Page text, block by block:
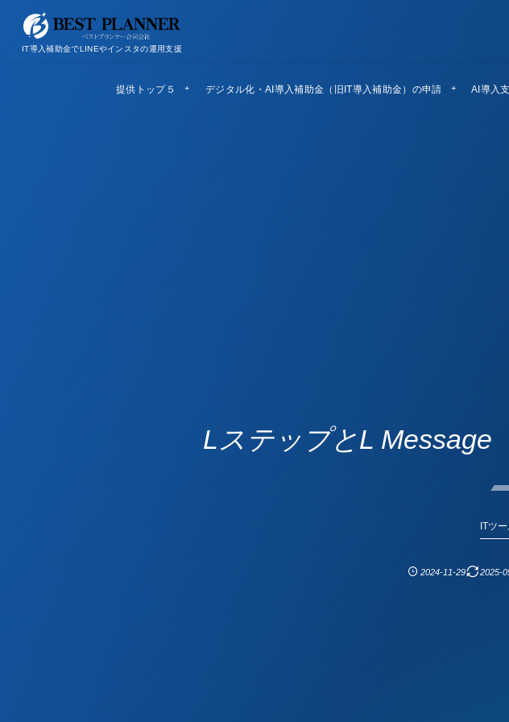
IT導入補助金でLINEやインスタの運用支援
提供トップ５
Top5 デジタル化・AI導入補助金（旧IT導入補助金）の申請 AI導入
LステップとL Message
ITツ
2024-11-29 2025-